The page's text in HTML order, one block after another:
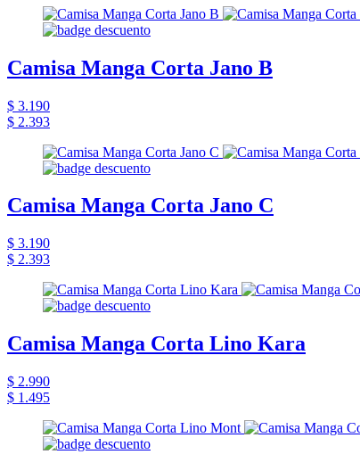
Camisa Manga Corta Jano B
$ 3.190
$ 2.393
Camisa Manga Corta Jano C
$ 3.190
$ 2.393
Camisa Manga Corta Lino Kara
$ 2.990
$ 1.495